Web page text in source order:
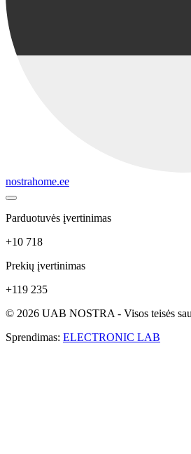
nostrahome.ee
Parduotuvės įvertinimas
+10 718
Prekių įvertinimas
+119 235
© 2026 UAB NOSTRA - Visos teisės
Sprendimas: ELECTRONIC LAB